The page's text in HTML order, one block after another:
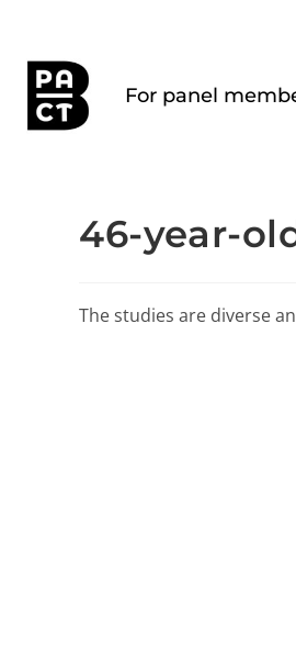
For panel
46-year-
The studies are diverse